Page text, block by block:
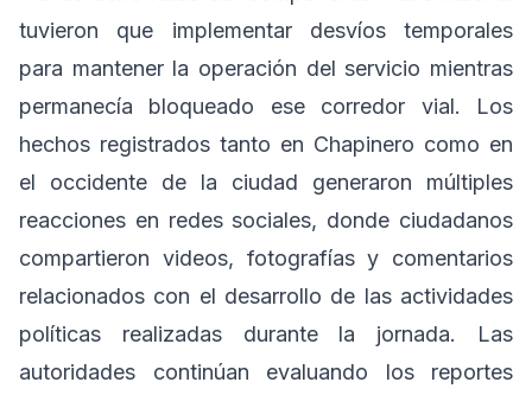
tuvieron que implementar desvíos temporales
para mantener la operación del servicio mientras
permanecía bloqueado ese corredor vial. Los
hechos registrados tanto en Chapinero como en
el occidente de la ciudad generaron múltiples
reacciones en redes sociales, donde ciudadanos
compartieron videos, fotografías y comentarios
relacionados con el desarrollo de las actividades
políticas realizadas durante la jornada. Las
autoridades continúan evaluando los reportes